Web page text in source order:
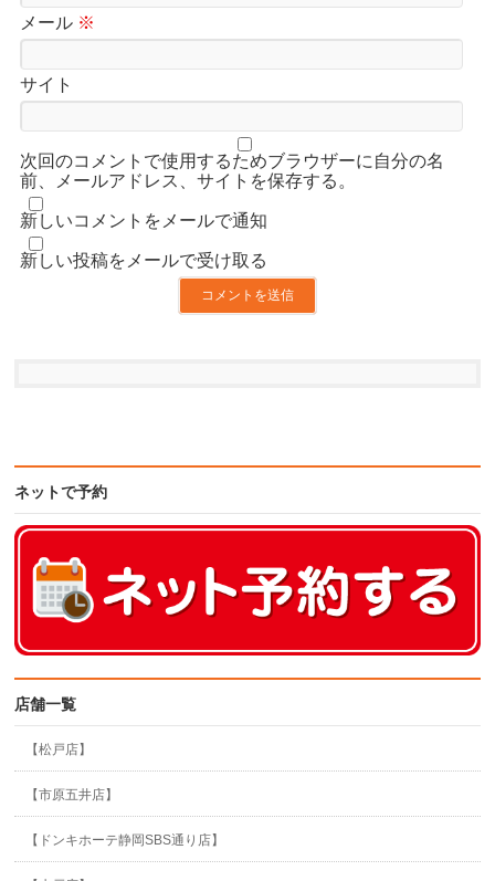
メール ※
サイト
次回のコメントで使用するためブラウザーに自分の名
前、メールアドレス、サイトを保存する。
新しいコメントをメールで通知
新しい投稿をメールで受け取る
ネットで予約
店舗一覧
【松戸店】
【市原五井店】
【ドンキホーテ静岡SBS通り店】